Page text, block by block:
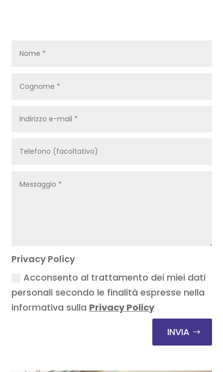
Privacy Policy
Acconsento al trattamento dei miei dati
personali secondo le finalità espresse nella
informativa sulla Privacy Policy
INVIA